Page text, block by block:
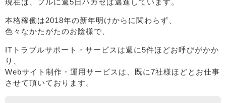
現在は、フルに週5日ハカセは邁進しています。
本格稼働は2018年の新年明けからに関わらず、
色々なかたがたのお陰様で、
ITトラブルサポート・サービスは週に5件ほどお呼びがかか
り、
Webサイト制作・運用サービスは、既に7社様ほどとお仕事
させて頂いております。